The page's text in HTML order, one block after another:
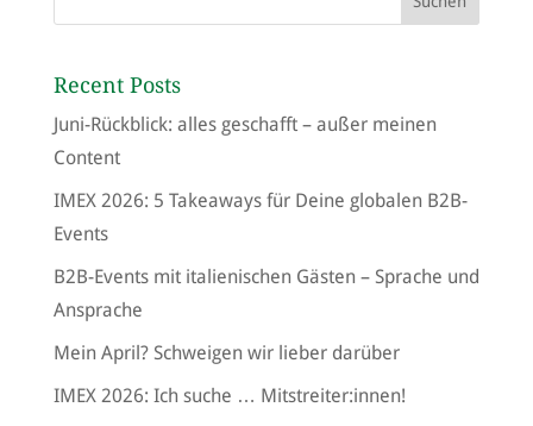
Recent Posts
Juni-Rückblick: alles geschafft – außer meinen
Content
IMEX 2026: 5 Takeaways für Deine globalen B2B-
Events
B2B-Events mit italienischen Gästen – Sprache und
Ansprache
Mein April? Schweigen wir lieber darüber
IMEX 2026: Ich suche … Mitstreiter:innen!